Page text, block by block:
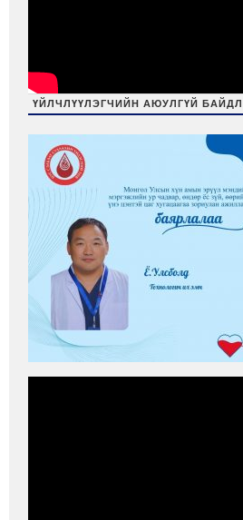
ҮЙЛЧЛҮҮЛЭГЧИЙН АЮУЛГҮЙ